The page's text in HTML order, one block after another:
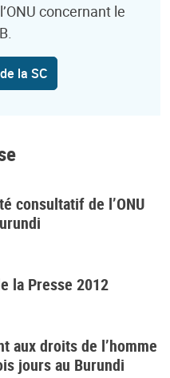
concernant le
la SC
consultatif de l’ONU
la Presse 2012
aux droits de l’homme
jours au Burundi